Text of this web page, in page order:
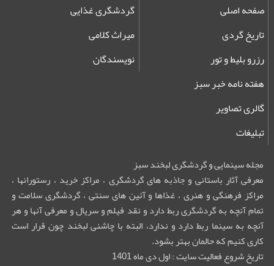
صفحه اصلی
تاریخ گردی
گردشگری غذایی
میراث کلامی
رزرو بلیط و تور
هفته نامه خبر سبز
گالری تصاویر
تبلیغات
نویسندگان
مجله سینمایی و گردشگری لبخند سبز
معرفی آثار باستانی و جاذبه های گردشگری ، مراکز خرید ، رستورانها ،
مراکز فرهنگی و هنری ، غذاها و آئین های سنتی ، گردشگری سلامت و
تمام آنچه به گردشگری ربط دارد و نقد فیلم و سریال و معرفی آنها و هر
آنچه به سینما ربط دارد و ندارد، البته با چاشنی لبخند چون قرار است
کاری کنیم که حالمان بهتر بشود.
تاریخ شروع فعالیت سایت : اول دی ماه 1401